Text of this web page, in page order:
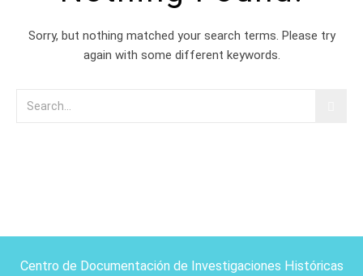
Sorry, but nothing matched your search terms. Please try
again with some different keywords.
Centro de Documentación de Investigaciones Históricas